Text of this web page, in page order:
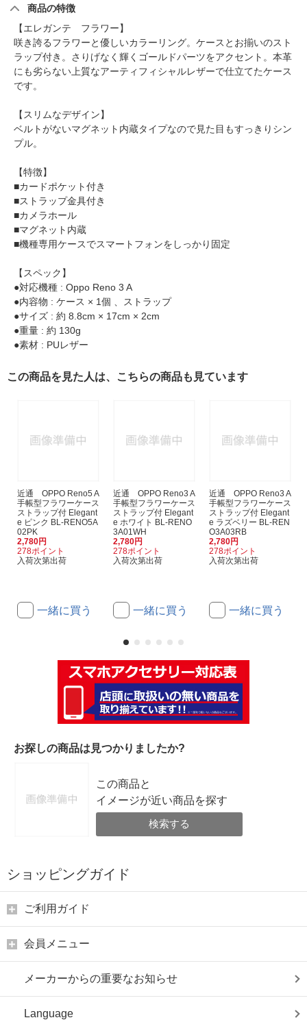
商品の特徴
【エレガンテ フラワー】
咲き誇るフラワーと優しいカラーリング。ケースとお揃いのスト
ラップ付き。さりげなく輝くゴールドパーツをアクセント。本革
にも劣らない上質なアーティフィシャルレザーで仕立てたケース
です。
【スリムなデザイン】
ベルトがないマグネット内蔵タイプなので見た目もすっきりシン
プル。
【特徴】
■カードポケット付き
■ストラップ金具付き
■カメラホール
■マグネット内蔵
■機種専用ケースでスマートフォンをしっかり固定
【スペック】
●対応機種 : Oppo Reno 3 A
●内容物 : ケース × 1個 、ストラップ
●サイズ : 約 8.8cm × 17cm × 2cm
●重量 : 約 130g
●素材 : PUレザー
この商品を見た人は、こちらの商品も見ています
近通 OPPO Reno5 A
手帳型フラワーケース
ストラップ付 Elegant
e ピンク BL-RENO5A
02PK
2,780円
278ポイント
入荷次第出荷
一緒に買う
近通 OPPO Reno3 A
手帳型フラワーケース
ストラップ付 Elegant
e ホワイト BL-RENO
3A01WH
2,780円
278ポイント
入荷次第出荷
一緒に買う
近通 OPPO Reno3 A
手帳型フラワーケース
ストラップ付 Elegant
e ラズベリー BL-REN
O3A03RB
2,780円
278ポイント
入荷次第出荷
一緒に買う
お探しの商品は見つかりましたか?
この商品と
イメージが近い商品を探す
検索する
ショッピングガイド
ご利用ガイド
会員メニュー
メーカーからの重要なお知らせ
Language